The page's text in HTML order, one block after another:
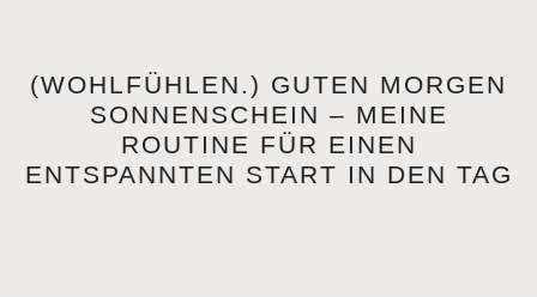
(WOHLFÜHLEN.) GUTEN MORGEN
SONNENSCHEIN – MEINE
ROUTINE FÜR EINEN
ENTSPANNTEN START IN DEN TAG